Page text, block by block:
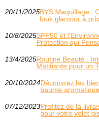
20/11/2025BYS Maquillage :
look glamour à
10/8/2025SPF50 et
Protection qui
13/4/2025Routine Beauté :
Matifiante pour un
20/10/2024Découvrez les
baume
07/12/2023Profitez de la
pour votre volet